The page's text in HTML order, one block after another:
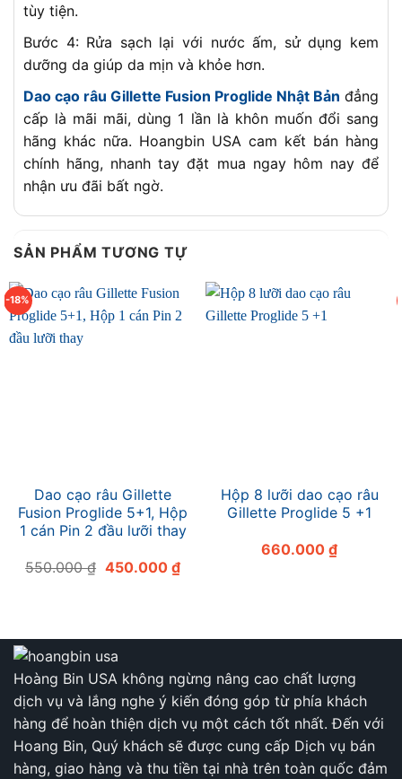
tùy tiện.
Bước 4: Rửa sạch lại với nước ấm, sử dụng kem
dưỡng da giúp da mịn và khỏe hơn.
Dao cạo râu Gillette Fusion Proglide Nhật Bản đẳng
cấp là mãi mãi, dùng 1 lần là khôn muốn đổi sang
hãng khác nữa. Hoangbin USA cam kết bán hàng
chính hãng, nhanh tay đặt mua ngay hôm nay để
nhận ưu đãi bất ngờ.
SẢN PHẨM TƯƠNG TỰ
-18%
Dao cạo râu Gillette
Fusion Proglide 5+1, Hộp
1 cán Pin 2 đầu lưỡi thay
550.000₫ Giá
450.000 ₫Giá
hiện
Hộp 8 lưỡi dao cạo râu
Gillette Proglide 5 +1
660.000 ₫
Hoàng Bin USA không ngừng nâng cao chất lượng
dịch vụ và lắng nghe ý kiến đóng góp từ phía khách
hàng để hoàn thiện dịch vụ một cách tốt nhất. Đến với
Hoang Bin, Quý khách sẽ được cung cấp Dịch vụ bán
hàng, giao hàng và thu tiền tại nhà trên toàn quốc đảm